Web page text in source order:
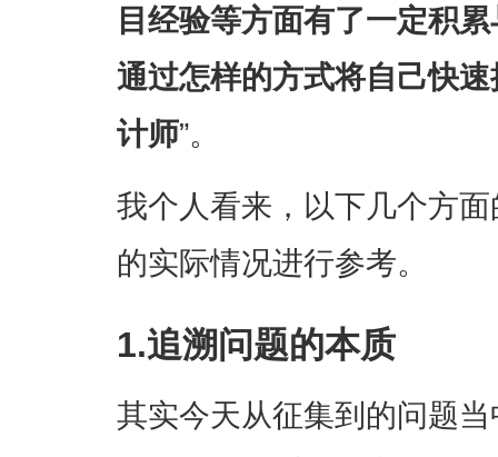
目经验等方面有了一定积
通过怎样的方式将自己快
计师”。
我个人看来，以下几个方
的实际情况进行参考。
1.追溯问题的本质
其实今天从征集到的问题